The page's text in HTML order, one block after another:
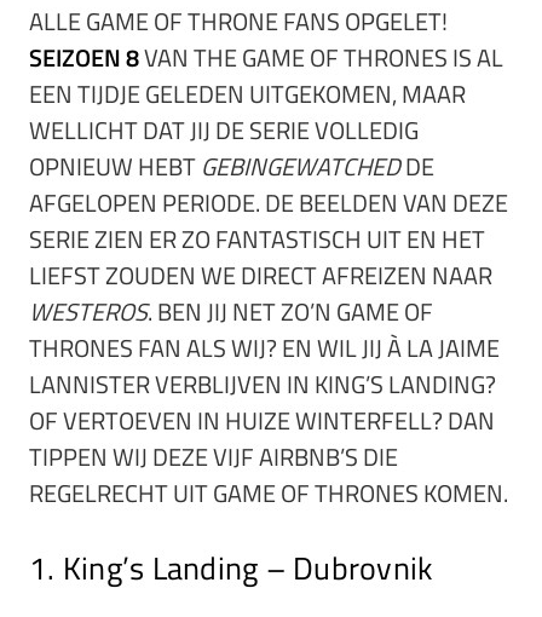
ALLE GAME OF THRONE FANS OPGELET!
SEIZOEN 8VAN THE GAME OF THRONES IS AL
EEN TIJDJE GELEDEN UITGEKOMEN, MAAR
WELLICHT DAT JIJ DE SERIE VOLLEDIG
OPNIEUW HEBTGEBINGEWATCHEDDE
AFGELOPEN PERIODE. DE BEELDEN VAN DEZE
SERIE ZIEN ER ZO FANTASTISCH UIT EN HET
LIEFST ZOUDEN WE DIRECT AFREIZEN NAAR
WESTEROS. BEN JIJ NET ZO’N GAME OF
THRONES FAN ALS WIJ? EN WIL JIJ À LA JAIME
LANNISTER VERBLIJVEN IN KING’S LANDING?
OF VERTOEVEN IN HUIZE WINTERFELL? DAN
TIPPEN WIJ DEZE VIJF AIRBNB’S DIE
REGELRECHT UIT GAME OF THRONES KOMEN.
1. King’s Landing – Dubrovnik